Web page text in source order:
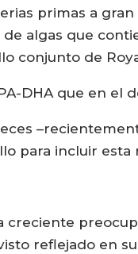
primas a gran
algas que
conjunto de
DHA que en el
para incluir
reflejado en